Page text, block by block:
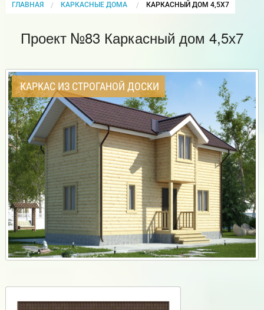
ГЛАВНАЯ КАРКАСНЫЕ ДОМА CURRENT:
КАРКАСНЫЙ ДОМ 4,5Х7
Проект №83 Каркасный дом 4,5х7
КАРКАС ИЗ СТРОГАНОЙ ДОСКИ